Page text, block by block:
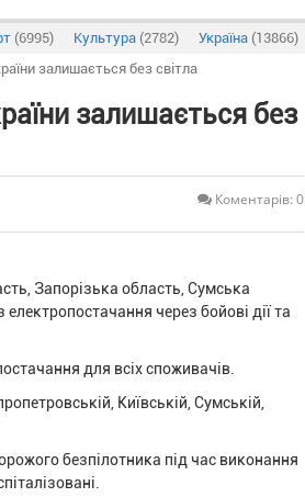
(6995) Культура (2782) Україна (13866)
залишається без світла
залишається без
Коментарів: 0
Запорізька область, Сумська
через бойові дії та
для всіх споживачів.
Київській, Сумській,
безпілотника під час виконання